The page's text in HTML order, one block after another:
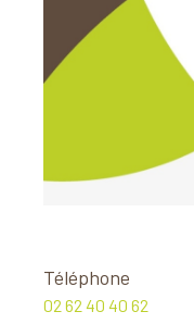
Téléphone
02 62 40 40 62